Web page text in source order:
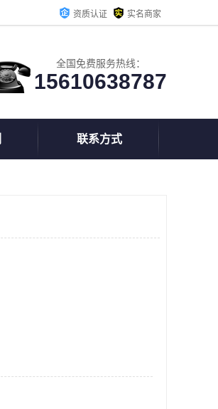
资质认证 实名商家
全国免费服务热线：
15610638787
联系方式